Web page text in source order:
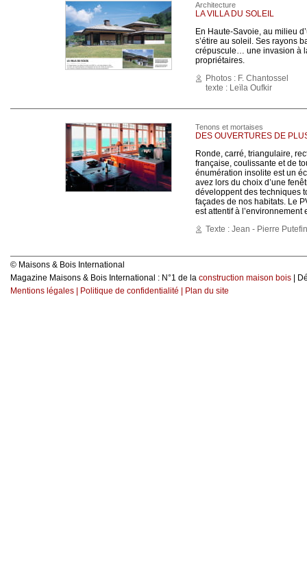
Architecture
LA VILLA DU SOLEIL
En Haute-Savoie, au milieu
s’étire au soleil. Ses rayons
crépuscule… une invasion à
propriétaires.
Photos : F. Chantossel
texte : Leïla Oufkir
Tenons et mortaises
DES OUVERTURES DE
Ronde, carré, triangulaire,
française, coulissante et de
énumération insolite est un
avez lors du choix d’une
développent des techniques
façades de nos habitats. Le
est attentif à l’environnement
Texte : Jean - Pierre Putefin
© Maisons & Bois International
Magazine Maisons & Bois International : N°1 de la construction maison bois |
Mentions légales
Politique de confidentialité Plan du site